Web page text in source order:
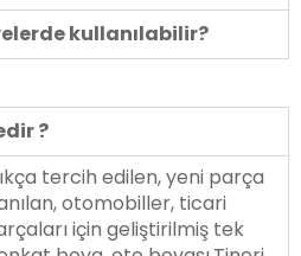
kullanılabilir?
?
tercih edilen, yeni parça
otomobiller, ticari
için geliştirilmiş tek